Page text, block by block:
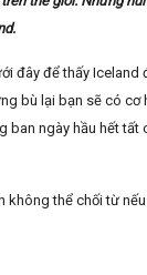
đây để thấy Iceland
bù lại bạn sẽ có
ban ngày hầu hết
thể chối từ